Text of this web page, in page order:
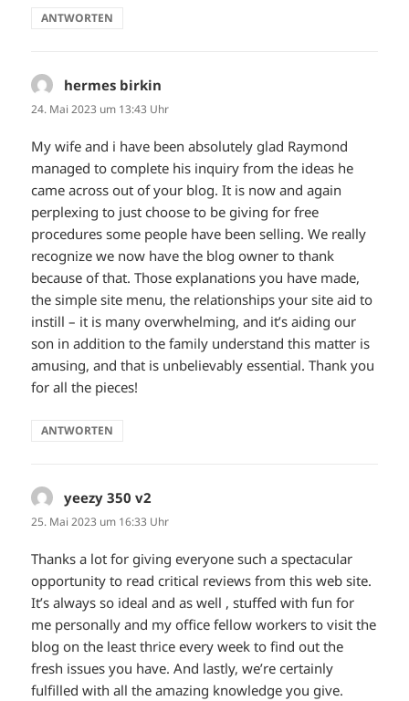
ANTWORTEN
hermes birkin
24. Mai 2023 um 13:43 Uhr
My wife and i have been absolutely glad Raymond
managed to complete his inquiry from the ideas he
came across out of your blog. It is now and again
perplexing to just choose to be giving for free
procedures some people have been selling. We really
recognize we now have the blog owner to thank
because of that. Those explanations you have made,
the simple site menu, the relationships your site aid to
instill – it is many overwhelming, and it’s aiding our
son in addition to the family understand this matter is
amusing, and that is unbelievably essential. Thank you
for all the pieces!
ANTWORTEN
yeezy 350 v2
25. Mai 2023 um 16:33 Uhr
Thanks a lot for giving everyone such a spectacular
opportunity to read critical reviews from this web site.
It’s always so ideal and as well , stuffed with fun for
me personally and my office fellow workers to visit the
blog on the least thrice every week to find out the
fresh issues you have. And lastly, we’re certainly
fulfilled with all the amazing knowledge you give.